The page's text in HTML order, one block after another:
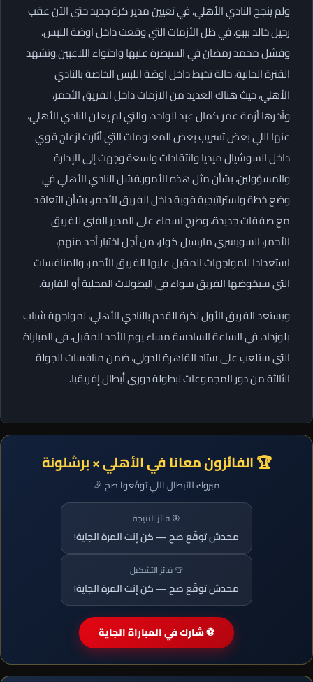
ولم ينجح النادي الأهلي، في تعيين مدير كرة جديد حتى الآن عقب
رحيل خالد بيبو، في ظل الأزمات التي وقعت داخل اوضة اللبس،
وفشل محمد رمضان في السيطرة عليها واحتواء اللاعبين.وتشهد
الفترة الحالية، حالة تخبط داخل اوضة اللبس الخاصة بالنادي
الأهلي، حيث هناك العديد من الازمات داخل الفريق الأحمر،
وآخرها أزمة عمر كمال عبد الواحد، والتي لم يعلن النادي الأهلي،
عنها اللي بعض تسريب بعض المعلومات التي أثارت ازعاج قوي
داخل السوشيال ميديا وانتقادات واسعة وجهت إلى الإدارة
والمسؤولين، بشأن مثل هذه الأمور.فشل النادي الأهلي في
وضع خطة واستراتيجية قوية داخل الفريق الأحمر، بشأن التعاقد
مع صفقات جديدة، وطرح اسماء على المدير الفني للفريق
الأحمر، السويسري مارسيل كولر، من أجل اختيار أحد منهم،
استعدادا للمواجهات المقبل عليها الفريق الأحمر، والمنافسات
التي سيخوضها الفريق سواء في البطولات المحلية أو القارية.
ويستعد الفريق الأول لكرة القدم بالنادي الأهلي، لمواجهة شباب
بلوزداد، في الساعة السادسة مساء يوم الأحد المقبل، في المباراة
التي ستلعب على ستاد القاهرة الدولي، ضمن منافسات الجولة
الثالثة من دور المجموعات لبطولة دوري أبطال إفريقيا.
🏆 الفائزون معانا في الأهلي × برشلونة
مبروك للأبطال اللي توقّعوا صح 🎉
🎯 فائز النتيجة
محدش توقّع صح — كن إنت المرة الجاية!
👕 فائز التشكيل
محدش توقّع صح — كن إنت المرة الجاية!
⚽ شارك في المباراة الجاية